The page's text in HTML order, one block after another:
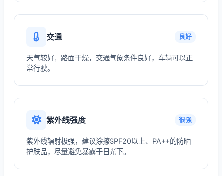
交通 良好
天气较好，路面干燥，交通气象条件良好，车辆可以正
常行驶。
紫外线强度 很强
紫外线辐射极强，建议涂擦SPF20以上、PA++的防晒
护肤品，尽量避免暴露于日光下。